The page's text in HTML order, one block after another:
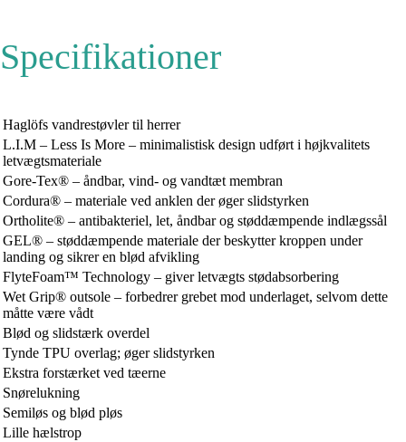
Specifikationer
Haglöfs vandrestøvler til herrer
L.I.M – Less Is More – minimalistisk design udført i højkvalitets
letvægtsmateriale
Gore-Tex® – åndbar, vind- og vandtæt membran
Cordura® – materiale ved anklen der øger slidstyrken
Ortholite® – antibakteriel, let, åndbar og støddæmpende indlægssål
GEL® – støddæmpende materiale der beskytter kroppen under
landing og sikrer en blød afvikling
FlyteFoam™ Technology – giver letvægts stødabsorbering
Wet Grip® outsole – forbedrer grebet mod underlaget, selvom dette
måtte være vådt
Blød og slidstærk overdel
Tynde TPU overlag; øger slidstyrken
Ekstra forstærket ved tæerne
Snørelukning
Semiløs og blød pløs
Lille hælstrop